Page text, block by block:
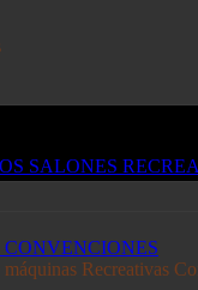
SALONES
Recreativas